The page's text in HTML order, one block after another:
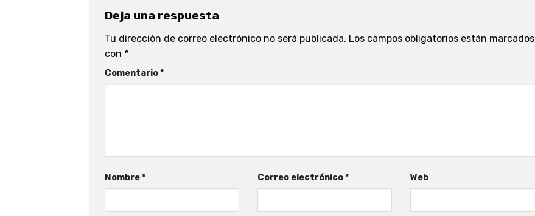
Deja una respuesta
Tu dirección de correo electrónico no será publicada. Los campos obligatorios están marcados
con *
Comentario*
Nombre* Correo electrónico* Web